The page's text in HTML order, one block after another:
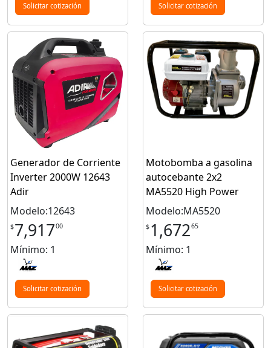
Solicitar cotización Solicitar cotización
Generador de Corriente
Inverter 2000W 12643
Adir
Modelo:12643
$7,91700
Mínimo: 1
Solicitar cotización
Motobomba a gasolina
autocebante 2x2
MA5520 High Power
Modelo:MA5520
$ 1,67265
Mínimo: 1
Solicitar cotización